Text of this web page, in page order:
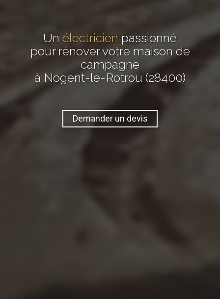
Un électricien passionné
pour rénover votre maison de
campagne
à Nogent-le-Rotrou (28400)
Demander un devis